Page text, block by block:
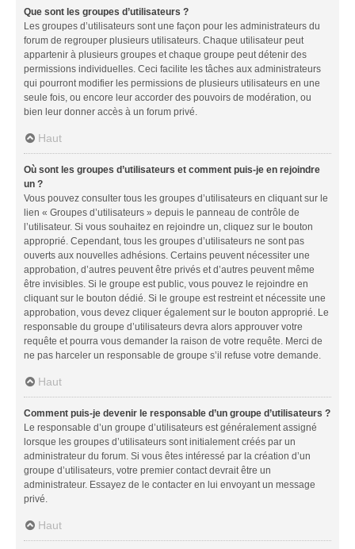
Que sont les groupes d’utilisateurs ?
Les groupes d’utilisateurs sont une façon pour les administrateurs du
forum de regrouper plusieurs utilisateurs. Chaque utilisateur peut
appartenir à plusieurs groupes et chaque groupe peut détenir des
permissions individuelles. Ceci facilite les tâches aux administrateurs
qui pourront modifier les permissions de plusieurs utilisateurs en une
seule fois, ou encore leur accorder des pouvoirs de modération, ou
bien leur donner accès à un forum privé.
Haut
Où sont les groupes d’utilisateurs et comment puis-je en rejoindre
un ?
Vous pouvez consulter tous les groupes d’utilisateurs en cliquant sur le
lien « Groupes d’utilisateurs » depuis le panneau de contrôle de
l’utilisateur. Si vous souhaitez en rejoindre un, cliquez sur le bouton
approprié. Cependant, tous les groupes d’utilisateurs ne sont pas
ouverts aux nouvelles adhésions. Certains peuvent nécessiter une
approbation, d’autres peuvent être privés et d’autres peuvent même
être invisibles. Si le groupe est public, vous pouvez le rejoindre en
cliquant sur le bouton dédié. Si le groupe est restreint et nécessite une
approbation, vous devez cliquer également sur le bouton approprié. Le
responsable du groupe d’utilisateurs devra alors approuver votre
requête et pourra vous demander la raison de votre requête. Merci de
ne pas harceler un responsable de groupe s’il refuse votre demande.
Haut
Comment puis-je devenir le responsable d’un groupe d’utilisateurs ?
Le responsable d’un groupe d’utilisateurs est généralement assigné
lorsque les groupes d’utilisateurs sont initialement créés par un
administrateur du forum. Si vous êtes intéressé par la création d’un
groupe d’utilisateurs, votre premier contact devrait être un
administrateur. Essayez de le contacter en lui envoyant un message
privé.
Haut